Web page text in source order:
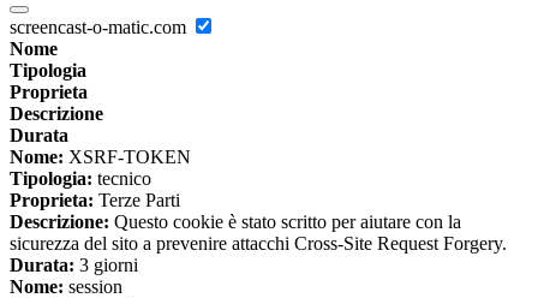
screencast-o-matic.com
Nome
Tipologia
Proprieta
Descrizione
Durata
Nome: XSRF-TOKEN
Tipologia: tecnico
Proprieta: Terze Parti
Descrizione: Questo cookie è stato scritto per aiutare con la
sicurezza del sito a prevenire attacchi Cross-Site Request Forgery.
Durata: 3 giorni
Nome: session